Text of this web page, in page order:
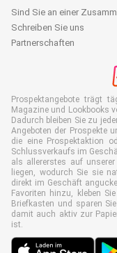
Sind Sie an einer
Schreiben Sie uns
Partnerschaften
Prospektangebote trägt
Magazine und Lookbooks
Dadurch bleiben Sie zu
Angeboten der Prospekte
die eine Prospektaktion
Schlussverkaufs im
als allererstes auf
liegen, wodurch Sie sie
direkt im Geschäft
Favoriten hinzu, kleben
Briefkasten und sparen
damit auch aktiv zur
ist.